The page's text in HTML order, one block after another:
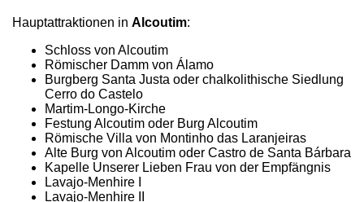
Hauptattraktionen in Alcoutim:
Schloss von Alcoutim
Römischer Damm von Álamo
Burgberg Santa Justa oder chalkolithische Siedlung
Cerro do Castelo
Martim-Longo-Kirche
Festung Alcoutim oder Burg Alcoutim
Römische Villa von Montinho das Laranjeiras
Alte Burg von Alcoutim oder Castro de Santa Bárbara
Kapelle Unserer Lieben Frau von der Empfängnis
Lavajo-Menhire I
Lavajo-Menhire II